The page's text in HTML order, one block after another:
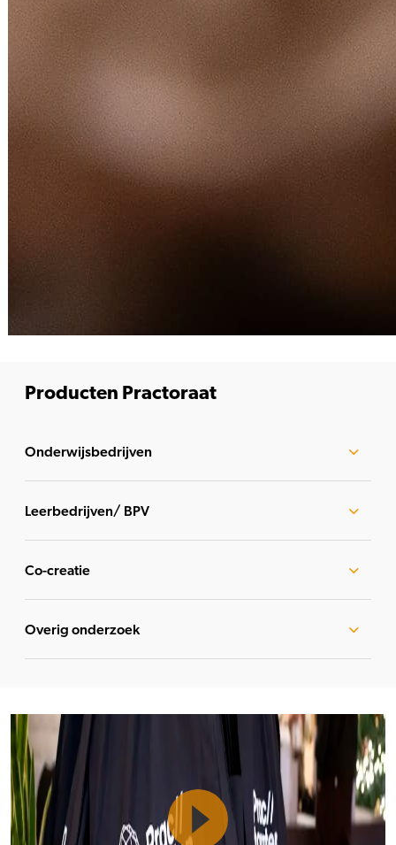
Producten Practoraat
Onderwijsbedrijven
Leerbedrijven/ BPV
Co-creatie
Overig onderzoek